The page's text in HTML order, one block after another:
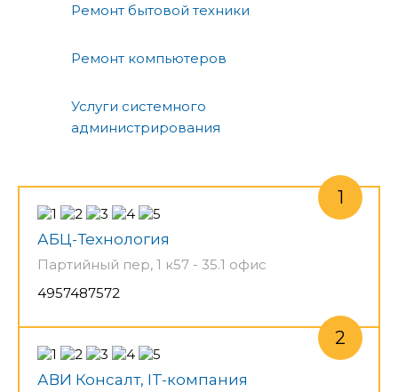
Ремонт бытовой техники
Ремонт компьютеров
Услуги системного
администрирования
АБЦ-Технология
Партийный пер, 1 к57 - 35.1 офис
4957487572
АВИ Консалт, IT-компания